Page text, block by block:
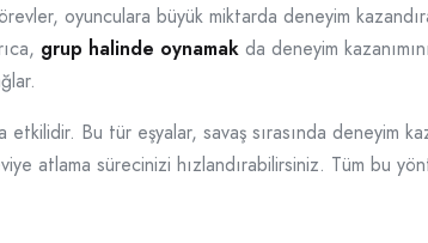
oyunculara büyük miktarda deneyim
grup halinde oynamak da deneyim
Bu tür eşyalar, savaş sırasında deneyim
atlama sürecinizi hızlandırabilirsiniz. Tüm bu